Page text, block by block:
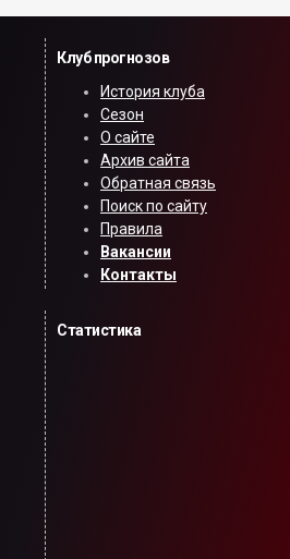
Клуб прогнозов
История клуба
Сезон
О сайте
Архив сайта
Обратная связь
Поиск по сайту
Правила
Вакансии
Контакты
Статистика